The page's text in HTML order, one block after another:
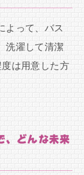
よって、バス
洗濯して清潔
は用意した方
、どんな未来